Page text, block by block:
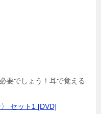
要でしょう！耳で覚える
セット1 [DVD]